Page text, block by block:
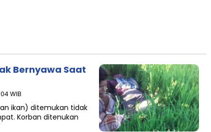
Bernyawa Saat
WIB
ikan) ditemukan tidak
Korban ditenukan